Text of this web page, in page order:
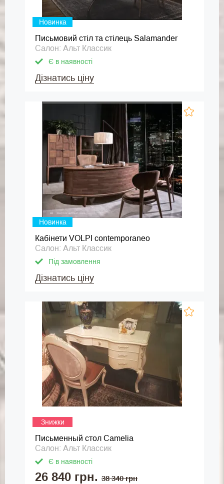
Новинка
Письмовий стіл та стілець Salamander
Салон: Альт Классик
Є в наявності
Дізнатись ціну
Новинка
Кабінети VOLPI contemporaneo
Салон: Альт Классик
Під замовлення
Дізнатись ціну
Знижки
Письменный стол Camelia
Салон: Альт Классик
Є в наявності
26 840 грн. 38 340 грн